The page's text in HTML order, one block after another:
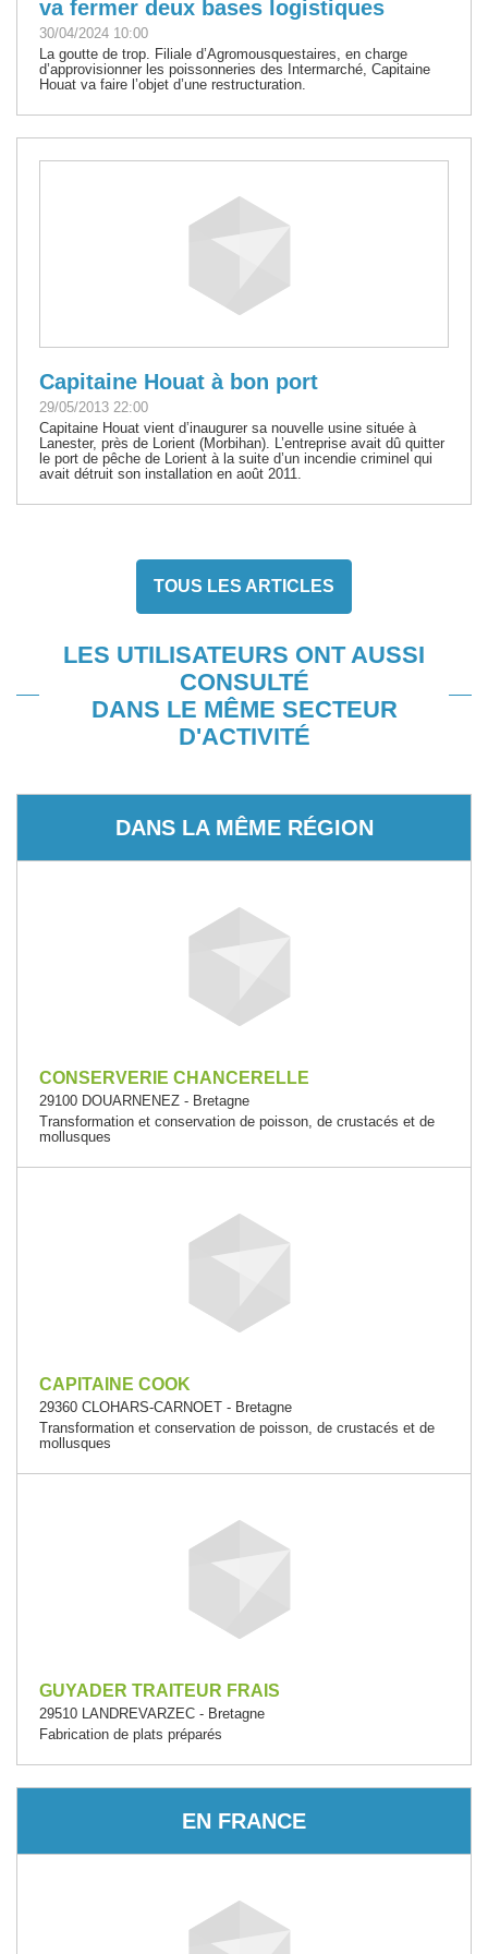
va fermer deux bases logistiques
30/04/2024 10:00
La goutte de trop. Filiale d’Agromousquestaires, en charge
d’approvisionner les poissonneries des Intermarché, Capitaine
Houat va faire l’objet d’une restructuration.
Capitaine Houat à bon port
29/05/2013 22:00
Capitaine Houat vient d’inaugurer sa nouvelle usine située à
Lanester, près de Lorient (Morbihan). L’entreprise avait dû quitter
le port de pêche de Lorient à la suite d’un incendie criminel qui
avait détruit son installation en août 2011.
TOUS LES ARTICLES
LES UTILISATEURS ONT AUSSI
CONSULTÉ
DANS LE MÊME SECTEUR
D'ACTIVITÉ
DANS LA MÊME RÉGION
CONSERVERIE CHANCERELLE
29100 DOUARNENEZ - Bretagne
Transformation et conservation de poisson, de crustacés et de
mollusques
CAPITAINE COOK
29360 CLOHARS-CARNOET - Bretagne
Transformation et conservation de poisson, de crustacés et de
mollusques
GUYADER TRAITEUR FRAIS
29510 LANDREVARZEC - Bretagne
Fabrication de plats préparés
EN FRANCE